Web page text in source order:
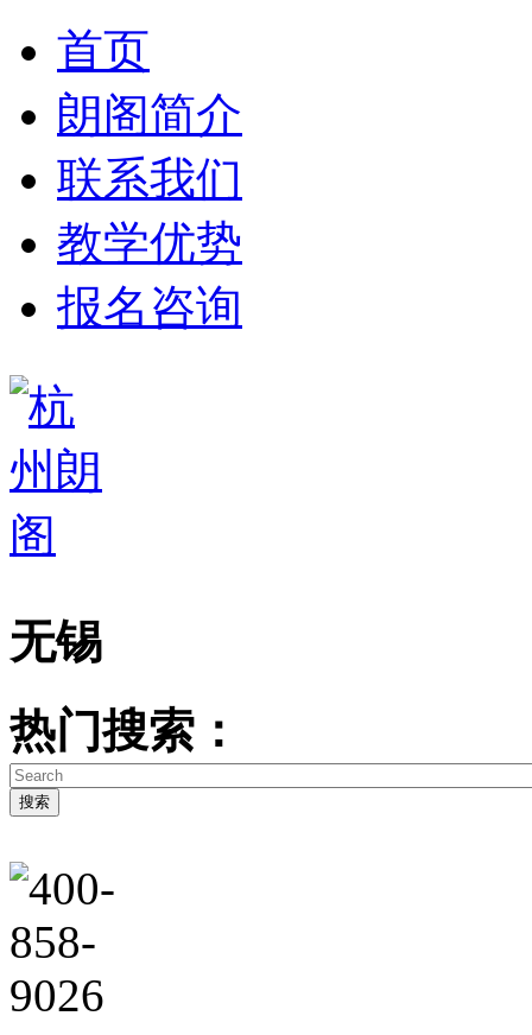
首页
朗阁简介
联系我们
教学优势
报名咨询
无锡
热门搜索：
搜索